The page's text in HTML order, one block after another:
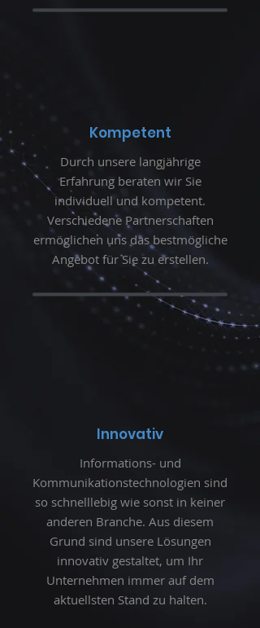
Kompetent
Durch unsere langjährige
Erfahrung beraten wir Sie
individuell und kompetent.
Verschiedene Partnerschaften
ermöglichen uns das bestmögliche
Angebot für Sie zu erstellen.
Innovativ
Informations- und
Kommunikationstechnologien sind
so schnelllebig wie sonst in keiner
anderen Branche. Aus diesem
Grund sind unsere Lösungen
innovativ gestaltet, um Ihr
Unternehmen immer auf dem
aktuellsten Stand zu halten.